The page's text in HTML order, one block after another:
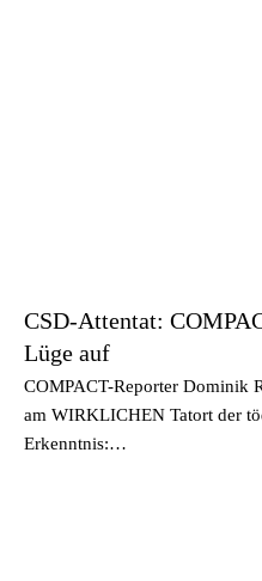
CSD-Attentat:
Lüge auf
COMPACT-Reporter Dominik
am WIRKLICHEN Tatort der
Erkenntnis:…